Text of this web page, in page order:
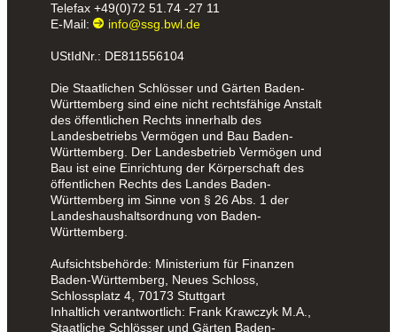
Telefax +49(0)72 51.74 -27 11
E-Mail:
info@ssg.bwl.de
UStIdNr.: DE811556104
Die Staatlichen Schlösser und Gärten Baden-
Württemberg sind eine nicht rechtsfähige Anstalt
des öffentlichen Rechts innerhalb des
Landesbetriebs Vermögen und Bau Baden-
Württemberg. Der Landesbetrieb Vermögen und
Bau ist eine Einrichtung der Körperschaft des
öffentlichen Rechts des Landes Baden-
Württemberg im Sinne von § 26 Abs. 1 der
Landeshaushaltsordnung von Baden-
Württemberg.
Aufsichtsbehörde: Ministerium für Finanzen
Baden-Württemberg, Neues Schloss,
Schlossplatz 4, 70173 Stuttgart
Inhaltlich verantwortlich: Frank Krawczyk M.A.,
Staatliche Schlösser und Gärten Baden-